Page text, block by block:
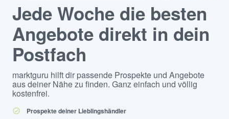
Jede Woche die besten
Angebote direkt in dein
Postfach
marktguru hilft dir passende Prospekte und Angebote
aus deiner Nähe zu finden. Ganz einfach und völlig
kostenfrei.
Prospekte deiner Lieblingshändler